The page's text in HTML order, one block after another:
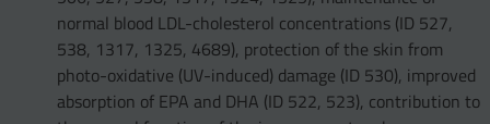
normal blood LDL-cholesterol concentrations (ID 527,
538, 1317, 1325, 4689), protection of the skin from
photo-oxidative (UV-induced) damage (ID 530), improved
absorption of EPA and DHA (ID 522, 523), contribution to